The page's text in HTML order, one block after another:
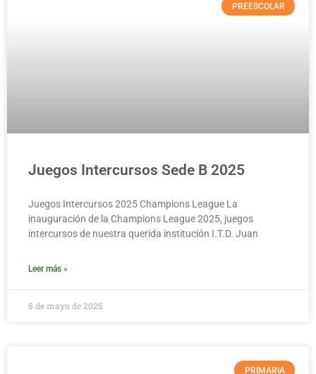
PREESCOLAR
Juegos Intercursos Sede B 2025
Juegos Intercursos 2025 Champions League La
inauguración de la Champions League 2025, juegos
intercursos de nuestra querida institución I.T.D. Juan
Leer más »
8 de mayo de 2025
PRIMARIA